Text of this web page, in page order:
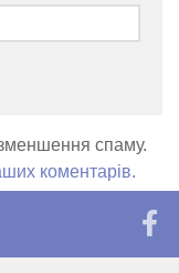
спаму.
коментарів.